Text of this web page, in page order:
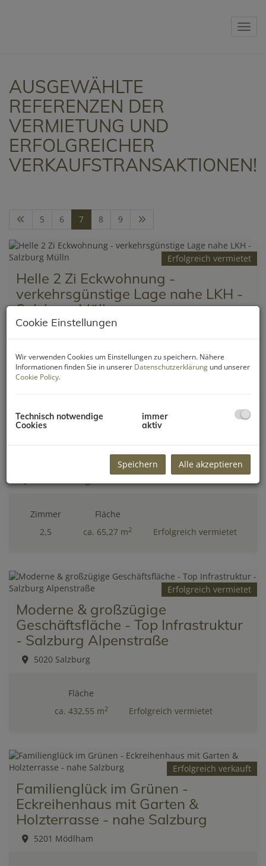
AUSGEWÄHLTE
REFERENZEN DER
VERMIETUNG UND
ERFOLGREICHER
VERKAUFSTRANSAKTIONEN!
5 6 7 8 9
Erfolgreich vermietet
Helle 2 Zi Eckwohnung -
verkehrsgünstige Lage nahe LKH -
Salzburg Mülln
5020 Salzburg
Zimmer
2
Fläche
Gartenwohnung - in ruhiger
Wohnlage - Salzburg Nonntal
Zimmer
2,5
Fläche
ca. 65,27 m2 Erfolgreich vermietet
Erfolgreich vermietet
Moderne & großzügige
Geschäftsfläche - Top Infrastruktur
- Salzburg Alpenstraße
5020 Salzburg
Fläche
ca. 432,55 m2 Erfolgreich vermietet
Erfolgreich verkauft
Familienglück im Grünen -
Eckreihenhaus mit Garten &
Holzterrasse - nahe Salzburg
5201 Mödlham
Cookie Einstellungen
Wir verwenden Cookies um Einstellungen zu speichern. Nähere
Informationen finden Sie in unserer Datenschutzerklärung und unserer
Cookie Policy.
Technisch notwendige
Cookies
immer
aktiv
Speichern Alle akzeptieren